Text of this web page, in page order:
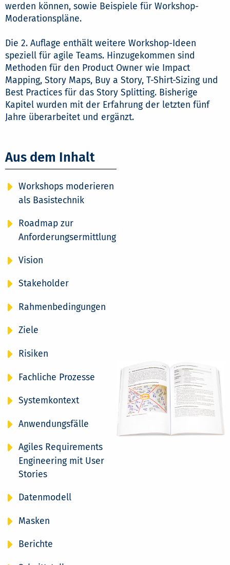
werden können, sowie Beispiele für Workshop-
Moderationspläne.
Die 2. Auflage enthält weitere Workshop-Ideen
speziell für agile Teams. Hinzugekommen sind
Methoden für den Product Owner wie Impact
Mapping, Story Maps, Buy a Story, T-Shirt-Sizing und
Best Practices für das Story Splitting. Bisherige
Kapitel wurden mit der Erfahrung der letzten fünf
Jahre überarbeitet und ergänzt.
Aus dem Inhalt
Workshops moderieren
als Basistechnik
Roadmap zur
Anforderungsermittlung
Vision
Stakeholder
Rahmenbedingungen
Ziele
Risiken
Fachliche Prozesse
Systemkontext
Anwendungsfälle
Agiles Requirements
Engineering mit User
Stories
Datenmodell
Masken
Berichte